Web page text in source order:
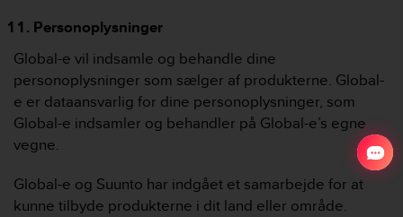
Personoplysninger
Global-e vil indsamle og behandle dine
personoplysninger som sælger af produkterne. Global-
e er dataansvarlig for dine personoplysninger, som
Global-e indsamler og behandler på Global-e’s egne
vegne.
Global-e og Suunto har indgået et samarbejde for at
kunne tilbyde produkterne i dit land eller område.